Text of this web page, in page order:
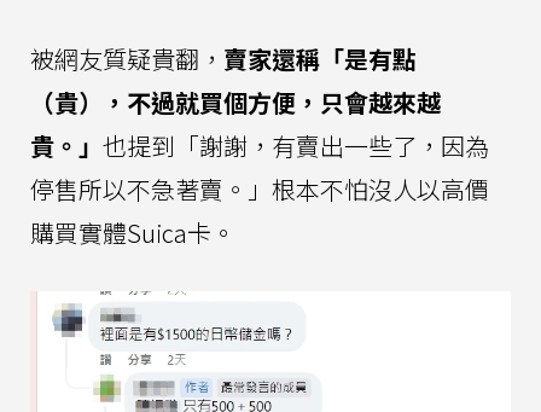
被網友質疑貴翻， 賣家還稱「是有點
（貴），不過就買個方便，只會越來越
貴。」 也提到「謝謝，有賣出一些了，因為
停售所以不急著賣。」根本不怕沒人以高價
購買實體Suica卡。